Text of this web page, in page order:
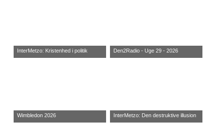
InterMetzo: Kristenhed i politik Den2Radio - Uge 29 - 2026
Wimbledon 2026 InterMetzo: Den destruktive illusion